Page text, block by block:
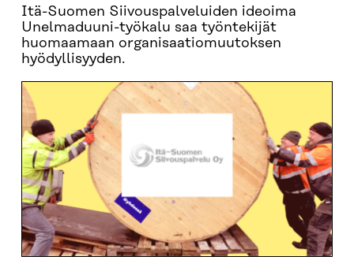
Itä-Suomen Siivouspalveluiden ideoima
Unelmaduuni-työkalu saa työntekijät
huomaamaan organisaatiomuutoksen
hyödyllisyyden.